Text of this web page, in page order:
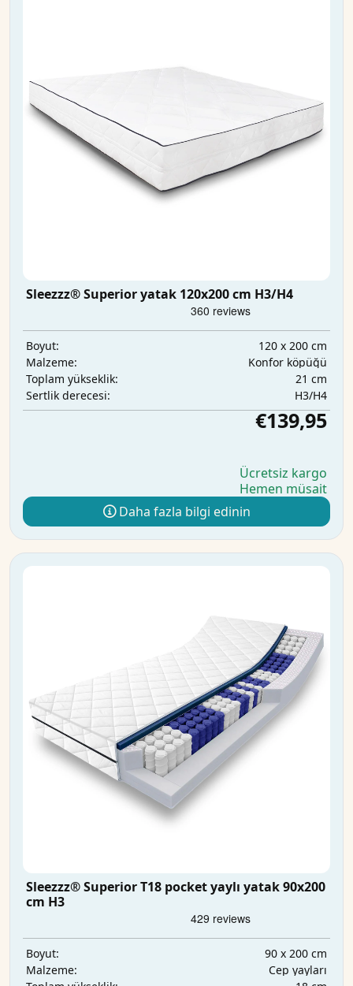
Sleezzz® Superior yatak 120x200 cm H3/H4
Boyut:
120 x 200 cm
Malzeme:
Konfor köpüğü
Toplam yükseklik:
21 cm
Sertlik derecesi:
H3/H4
€139,95
Ücretsiz kargo
Hemen müsait
Daha fazla bilgi edinin
Sleezzz® Superior T18 pocket yaylı yatak 90x200
cm H3
Boyut:
90 x 200 cm
Malzeme:
Cep yayları